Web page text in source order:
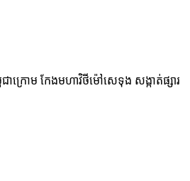
ាក្រោម កែងមហាវិថីម៉ៅសេទុង សង្កាត់ផ្សារ